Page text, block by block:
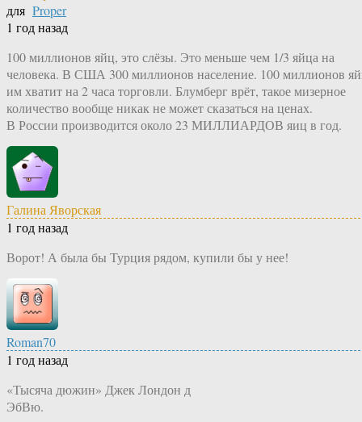
для Proper
1 год назад
100 миллионов яйц, это слёзы. Это меньше чем 1/3 яйца на
человека. В США 300 миллионов население. 100 миллионов
им хватит на 2 часа торговли. Блумберг врёт, такое мизерное
количество вообще никак не может сказаться на ценах.
В России производится около 23 МИЛЛИАРДОВ яиц в год.
Галина Яворская
1 год назад
Ворот! А была бы Турция рядом, купили бы у нее!
Roman70
1 год назад
«Тысяча дюжин» Джек Лондон д
ЭбВю.